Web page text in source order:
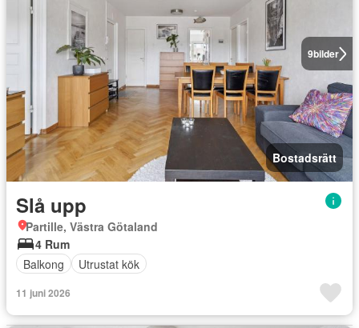
9bilder
Bostadsrätt
Slå upp
Partille, Västra Götaland
4 Rum
Balkong
Utrustat kök
11 juni 2026